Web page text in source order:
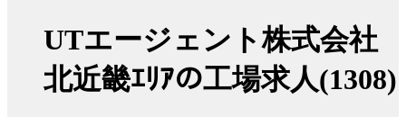
UTエージェント株式会社
北近畿ｴﾘｱの工場求人(1308)